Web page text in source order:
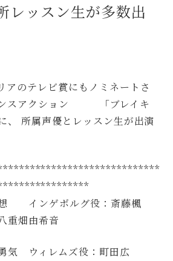
レッスン生が多数出
アのテレビ賞にもノミネートさ
ンスアクション 「ブレイキ
、 所属声優とレッスン生が出演
想 インゲボルグ役：斎藤楓
畑由希音
気 ウィレムズ役：町田広